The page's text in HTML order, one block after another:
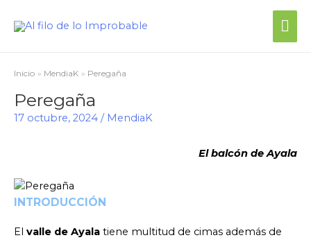
Inicio MendiaK Peregaña
Peregaña
17 octubre, 2024 / MendiaK
El balcón de Ayala
INTRODUCCIÓN
El valle de Ayala tiene multitud de cimas además de